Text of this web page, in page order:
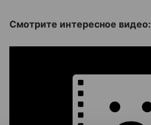
Смотрите интересное видео: